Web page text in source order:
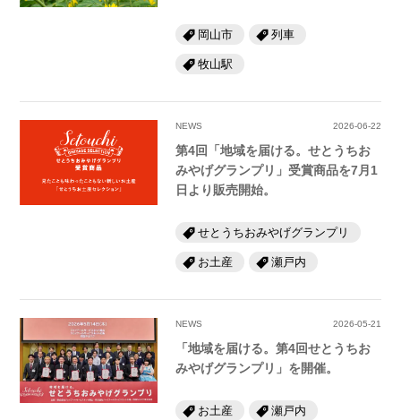
岡山市 列車
牧山駅
NEWS 2026-06-22
第4回「地域を届ける。せとうちお
みやげグランプリ」受賞商品を7月1
日より販売開始。
せとうちおみやげグランプリ
お土産 瀬戸内
NEWS 2026-05-21
「地域を届ける。第4回せとうちお
みやげグランプリ」を開催。
お土産 瀬戸内